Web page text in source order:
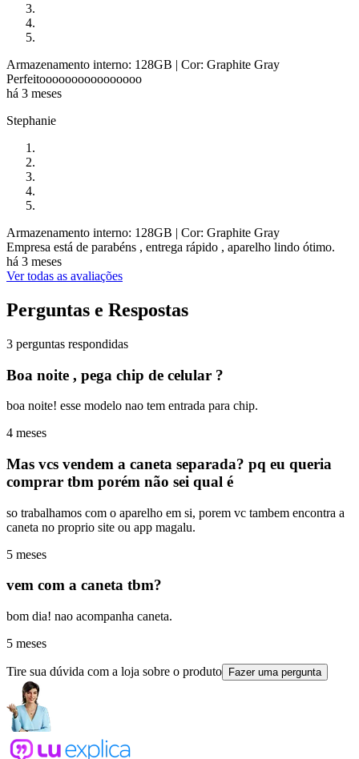
Armazenamento interno: 128GB | Cor: Graphite Gray
Perfeitoooooooooooooooo
há 3 meses
Stephanie
Armazenamento interno: 128GB | Cor: Graphite Gray
Empresa está de parabéns , entrega rápido , aparelho lindo ótimo.
há 3 meses
Ver todas as avaliações
Perguntas e Respostas
3 perguntas respondidas
Boa noite , pega chip de celular ?
boa noite! esse modelo nao tem entrada para chip.
4 meses
Mas vcs vendem a caneta separada? pq eu queria
comprar tbm porém não sei qual é
so trabalhamos com o aparelho em si, porem vc tambem encontra a
caneta no proprio site ou app magalu.
5 meses
vem com a caneta tbm?
bom dia! nao acompanha caneta.
5 meses
Tire sua dúvida com a loja sobre o produto Fazer uma pergunta